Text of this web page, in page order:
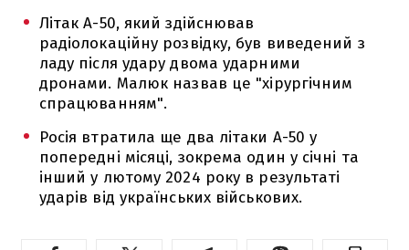
Літак А-50, який здійснював
радіолокаційну розвідку, був виведений з
ладу після удару двома ударними
дронами. Малюк назвав це "хірургічним
спрацюванням".
Росія втратила ще два літаки А-50 у
попередні місяці, зокрема один у січні та
інший у лютому 2024 року в результаті
ударів від українських військових.